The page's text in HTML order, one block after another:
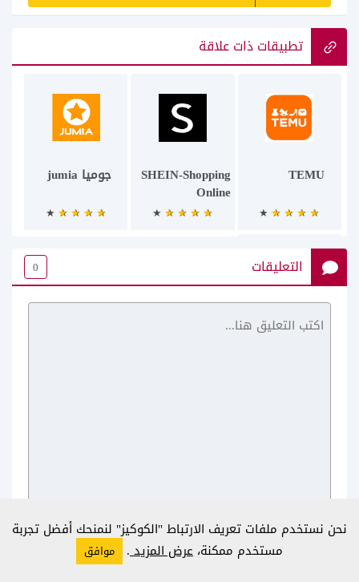
تطبيقات ذات علاقة
TEMU
SHEIN-Shopping
Online
جوميا jumia
noon
التعليقات 0
نحن نستخدم ملفات تعريف الارتباط "الكوكيز" لنمنحك أفضل تجربة
مستخدم ممكنة، عرض المزيد. موافق